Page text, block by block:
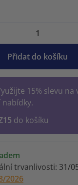
Přidat do košíku
15% slevu na
do košíku
trvanlivosti: 31/
2026